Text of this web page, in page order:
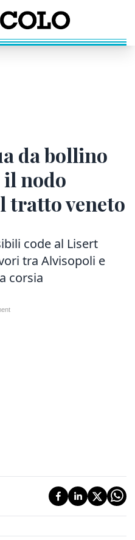
da bollino
il nodo
tratto veneto
code al Lisert
tra Alvisopoli e
corsia